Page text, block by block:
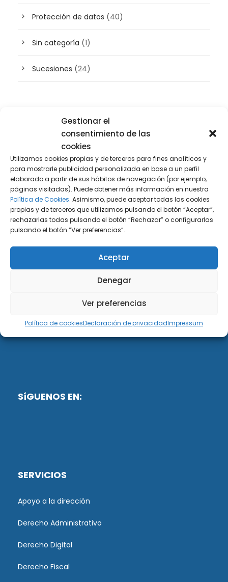
Gestionar el
consentimiento de las
cookies
Utilizamos cookies propias y de terceros para fines analíticos y
para mostrarle publicidad personalizada en base a un perfil
elaborado a partir de sus hábitos de navegación (por ejemplo,
páginas visitadas). Puede obtener más información en nuestra
Política de Cookies. Asimismo, puede aceptar todas las cookies
propias y de terceros que utilizamos pulsando el botón “Aceptar”,
rechazarlas todas pulsando el botón “Rechazar” o configurarlas
pulsando el botón “Ver preferencias”.
Aceptar
Denegar
Ver preferencias
Política de cookiesDeclaración de privacidadImpressum
Protección de datos (40)
Sin categoría (1)
Sucesiones (24)
Buscador de artículos
DiG ABOGADOS
DiG Abogados es un despacho de abogados
multidisciplinar especializado en las materias de
fiscalidad y mercantil. Llevamos más de 50 años al
SíGUENOS EN:
SERVICIOS
Apoyo a la dirección
Derecho Administrativo
Derecho Digital
Derecho Fiscal